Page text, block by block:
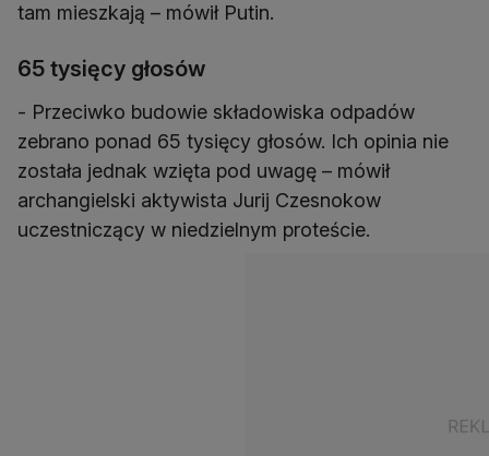
tam mieszkają – mówił Putin.
65 tysięcy głosów
- Przeciwko budowie składowiska odpadów
zebrano ponad 65 tysięcy głosów. Ich opinia nie
została jednak wzięta pod uwagę – mówił
archangielski aktywista Jurij Czesnokow
uczestniczący w niedzielnym proteście.